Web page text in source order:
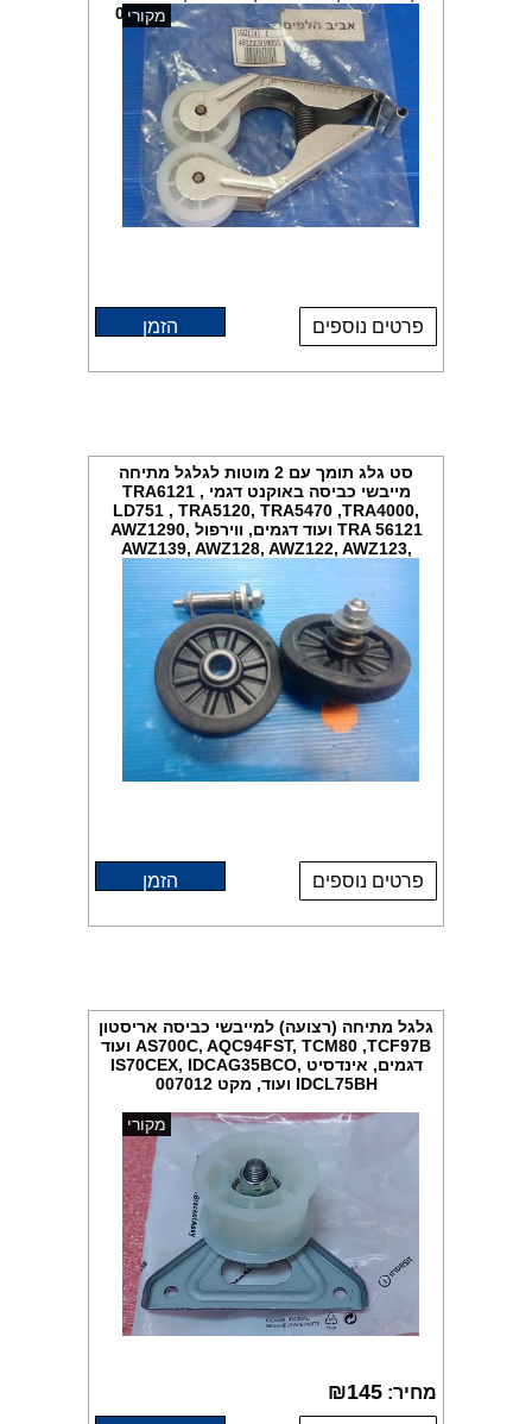
,AWZ3206 סימנס WT6000 מקט 004533
מקורי
פרטים נוספים הזמן
סט גלג תומך עם 2 מוטות לגלגל מתיחה
מייבשי כביסה באוקנט דגמי TRA6121 ,
LD751 , TRA5120, TRA5470 ,TRA4000,
TRA 56121 ועוד דגמים, ווירפול AWZ1290,
AWZ139, AWZ128, AWZ122, AWZ123,
פרטים נוספים הזמן
גלגל מתיחה (רצועה) למייבשי כביסה אריסטון
AS700C, AQC94FST, TCM80 ,TCF97B ועוד
דגמים, אינדסיט IS70CEX, IDCAG35BCO,
IDCL75BH ועוד, מקט 007012
מקורי
מחיר: ₪145